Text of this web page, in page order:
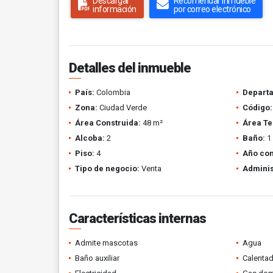
información
por correo electrónico
Detalles del inmueble
País: Colombia
Zona: Ciudad Verde Código:
Área Construida: 48 m²
Área
Alcoba: 2 Baño: 1
Piso: 4
Año
Tipo de negocio: Venta
Características internas
Admite mascotas
Agua
Baño auxiliar